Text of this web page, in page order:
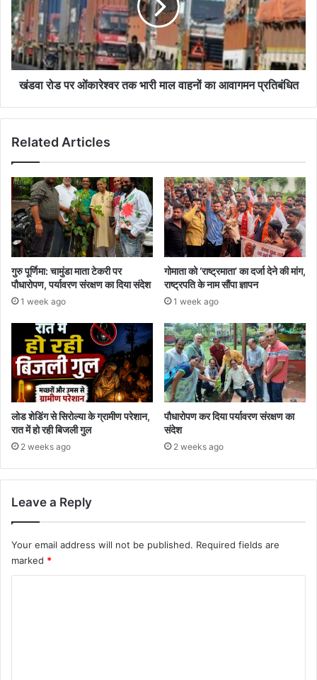
तक
भारी
माल
वाहनों
का
आवागमन
खंडवा रोड पर ओंकारेश्वर तक भारी माल वाहनों का आवागमन प्रतिबंधित
Related Articles
गुरु पूर्णिमा: चामुंडा माता टेकरी पर
पौधारोपण, पर्यावरण संरक्षण का दिया संदेश
1 week ago
गोमाता को ‘राष्ट्रमाता’ का दर्जा देने की मांग,
राष्ट्रपति के नाम सौंपा ज्ञापन
1 week ago
लोड शेडिंग से सिरोल्या के ग्रामीण परेशान,
रात में हो रही बिजली गुल
2 weeks ago
पौधारोपण कर दिया पर्यावरण संरक्षण का
संदेश
2 weeks ago
Leave a Reply
Your email address will not be published. Required fields are
marked *